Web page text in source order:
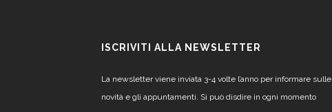
ISCRIVITI ALLA NEWSLETTER
La newsletter viene inviata 3-4 volte l’anno per informare sulle
novità e gli appuntamenti. Si può disdire in ogni momento